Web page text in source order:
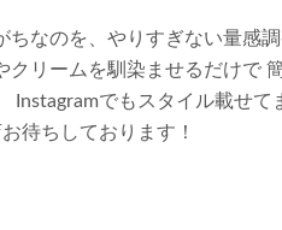
ちなのを、やりすぎない量感
クリームを馴染ませるだけで
Instagramでもスタイル載せて
待ちしております！